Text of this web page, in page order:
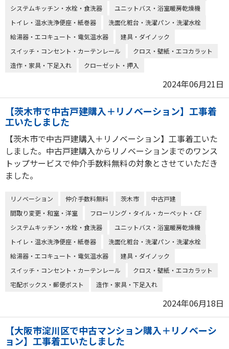
システムキッチン・水栓・食洗器
ユニットバス・浴室暖房乾燥機
トイレ・温水洗浄便座・紙巻器
洗面化粧台・洗濯パン・洗濯水栓
給湯器・エコキュート・電気温水器
建具・ダイノック
スイッチ・コンセント・カーテンレール
クロス・壁紙・エコカラット
造作・家具・下足入れ
クローゼット・押入
2024年06月21日
【茨木市で中古戸建購入＋リノベーション】工事着
工いたしました
【茨木市で中古戸建購入＋リノベーション】工事着工いた
しました。中古戸建購入からリノベーションまでのワンス
トップサービスで仲介手数料無料の対象とさせていただき
ました。
リノベーション 仲介手数料無料 茨木市
中古戸建
間取り変更・和室・洋室
フローリング・タイル・カーペット・CF
システムキッチン・水栓・食洗器
ユニットバス・浴室暖房乾燥機
トイレ・温水洗浄便座・紙巻器
洗面化粧台・洗濯パン・洗濯水栓
給湯器・エコキュート・電気温水器
建具・ダイノック
スイッチ・コンセント・カーテンレール
クロス・壁紙・エコカラット
宅配ボックス・郵便ポスト
造作・家具・下足入れ
2024年06月18日
【大阪市淀川区で中古マンション購入＋リノベーシ
ョン】工事着工いたしました